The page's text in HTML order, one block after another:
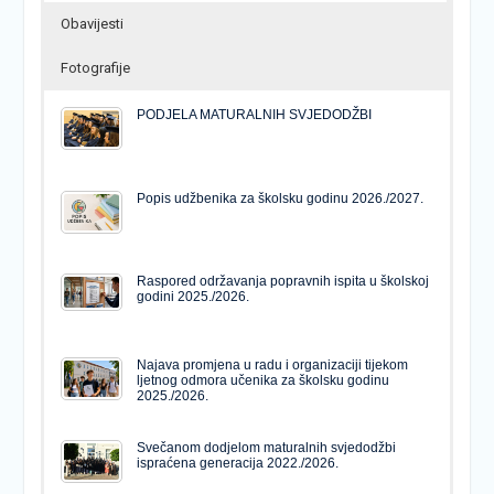
Obavijesti
Fotografije
PODJELA MATURALNIH SVJEDODŽBI
Popis udžbenika za školsku godinu 2026./2027.
Raspored održavanja popravnih ispita u školskoj
godini 2025./2026.
Najava promjena u radu i organizaciji tijekom
ljetnog odmora učenika za školsku godinu
2025./2026.
Svečanom dodjelom maturalnih svjedodžbi
ispraćena generacija 2022./2026.